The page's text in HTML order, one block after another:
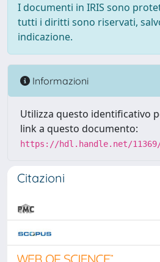
I documenti in IRIS sono
tutti i diritti sono riservati,
indicazione.
Informazioni
Utilizza questo identificativo
link a questo documento:
https://hdl.handle.net/11369/
Citazioni